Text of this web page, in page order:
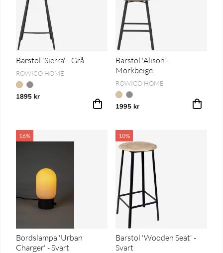
Barstol 'Sierra' - Grå
ROWICO HOME
1895 kr
Barstol 'Alison' -
Mörkbeige
ROWICO HOME
1995 kr
16%
Bordslampa 'Urban
Charger' - Svart
10%
Barstol 'Wooden Seat' -
Svart